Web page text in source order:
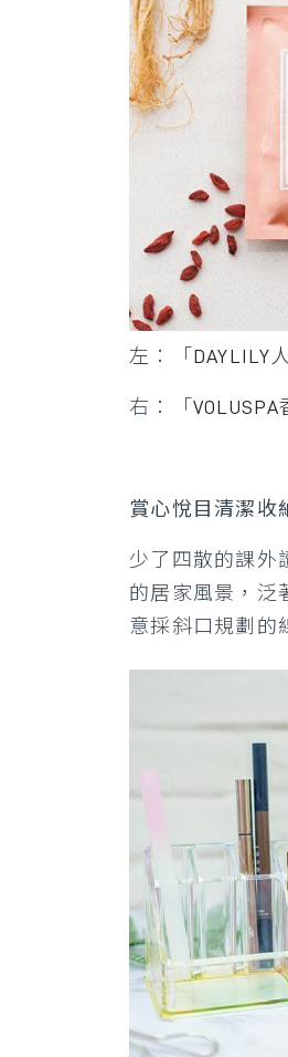
左：「 DAYLILY
右：「
賞心悅目清潔收
少了四散的課外
的居家風景，泛
意採斜口規劃的